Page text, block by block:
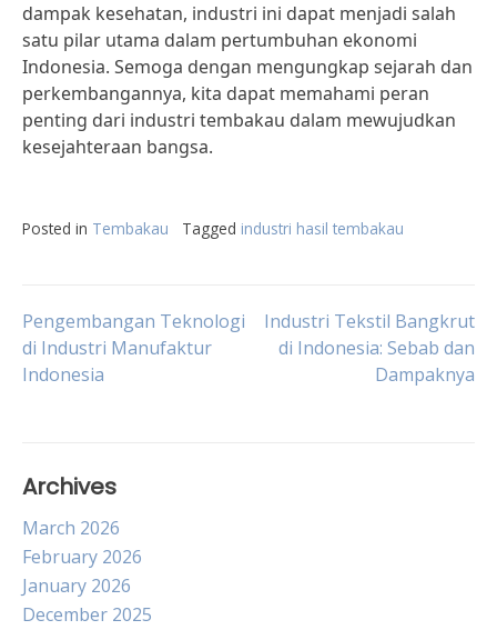
dampak kesehatan, industri ini dapat menjadi salah
satu pilar utama dalam pertumbuhan ekonomi
Indonesia. Semoga dengan mengungkap sejarah dan
perkembangannya, kita dapat memahami peran
penting dari industri tembakau dalam mewujudkan
kesejahteraan bangsa.
Posted in Tembakau Tagged industri hasil tembakau
Post
navigation
Pengembangan Teknologi
di Industri Manufaktur
Indonesia
Industri Tekstil Bangkrut
di Indonesia: Sebab dan
Dampaknya
Archives
March 2026
February 2026
January 2026
December 2025